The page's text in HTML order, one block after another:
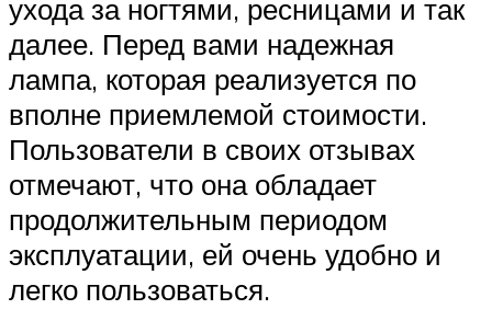
ухода за ногтями, ресницами и так
далее. Перед вами надежная
лампа, которая реализуется по
вполне приемлемой стоимости.
Пользователи в своих отзывах
отмечают, что она обладает
продолжительным периодом
эксплуатации, ей очень удобно и
легко пользоваться.